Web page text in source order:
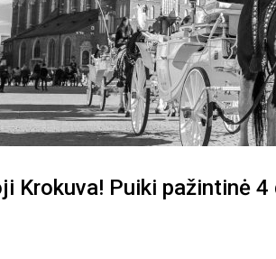
Krokuva! Puiki pažintinė